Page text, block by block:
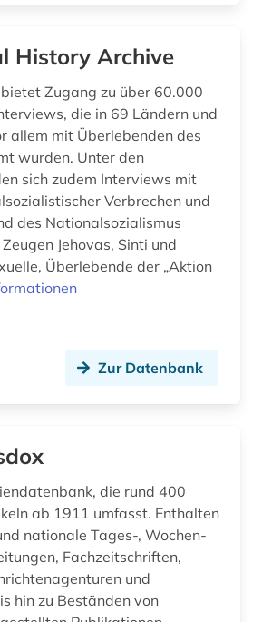
archäologische funde (1)
(1)
(3)
astronomische beobachtung (1)
(2)
(3)
Niederlande (24)
Niedersachsen (4)
Nordamerika (3)
Nordrhein-Westfalen (1)
(32)
History Archive
Zugang zu über 60.000
die in 69 Ländern und
allem mit Überlebenden des
wurden. Unter den
sich zudem Interviews mit
Verbrechen und
des Nationalsozialismus
Jehovas, Sinti und
Überlebende der „Aktion
Zur Datenbank
die rund 400
ab 1911 umfasst. Enthalten
nationale Tages-, Wochen-
Fachzeitschriften,
und
hin zu Beständen von